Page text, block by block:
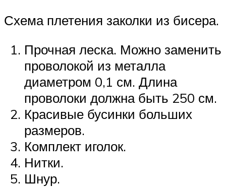
Схема плетения заколки из бисера.
Прочная леска. Можно заменить
проволокой из металла
диаметром 0,1 см. Длина
проволоки должна быть 250 см.
Красивые бусинки больших
размеров.
Комплект иголок.
Нитки.
Шнур.